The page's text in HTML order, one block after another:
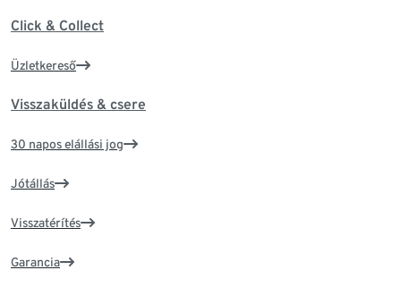
Click & Collect
Üzletkereső
Visszaküldés & csere
30 napos elállási jog
Jótállás
Visszatérítés
Garancia